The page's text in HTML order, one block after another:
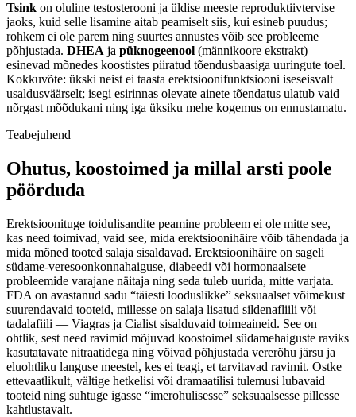
Tsink on oluline testosterooni ja üldise meeste reproduktiivtervise
jaoks, kuid selle lisamine aitab peamiselt siis, kui esineb puudus;
rohkem ei ole parem ning suurtes annustes võib see probleeme
põhjustada. DHEA ja püknogeenool (männikoore ekstrakt)
esinevad mõnedes koostistes piiratud tõendusbaasiga uuringute toel.
Kokkuvõte: ükski neist ei taasta erektsioonifunktsiooni iseseisvalt
usaldusväärselt; isegi esirinnas olevate ainete tõendatus ulatub vaid
nõrgast mõõdukani ning iga üksiku mehe kogemus on ennustamatu.
Teabejuhend
Ohutus, koostoimed ja millal arsti poole
pöörduda
Erektsioonituge toidulisandite peamine probleem ei ole mitte see,
kas need toimivad, vaid see, mida erektsioonihäire võib tähendada ja
mida mõned tooted salaja sisaldavad. Erektsioonihäire on sageli
südame-veresoonkonnahaiguse, diabeedi või hormonaalsete
probleemide varajane näitaja ning seda tuleb uurida, mitte varjata.
FDA on avastanud sadu “täiesti looduslikke” seksuaalset võimekust
suurendavaid tooteid, millesse on salaja lisatud sildenafliili või
tadalafiili — Viagras ja Cialist sisalduvaid toimeaineid. See on
ohtlik, sest need ravimid mõjuvad koostoimel südamehaiguste raviks
kasutatavate nitraatidega ning võivad põhjustada vererõhu järsu ja
eluohtliku languse meestel, kes ei teagi, et tarvitavad ravimit. Ostke
ettevaatlikult, vältige hetkelisi või dramaatilisi tulemusi lubavaid
tooteid ning suhtuge igasse “imerohulisesse” seksuaalsesse pillesse
kahtlustavalt.